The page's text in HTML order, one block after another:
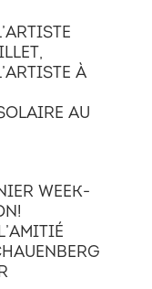
À
AU
WEEK-